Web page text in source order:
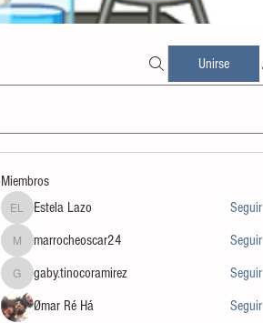
Unirse
Miembros
Estela Lazo
Estela Lazo Seguir
marrocheoscar24
marrocheoscar24 Seguir
gaby.tinocoramirez
gaby.tinocoramirez
Seguir
Ømar Ré Há
Seguir